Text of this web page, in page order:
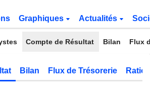
Graphiques Actualités
Compte de Résultat Bilan Flux
Bilan Flux de Trésorerie